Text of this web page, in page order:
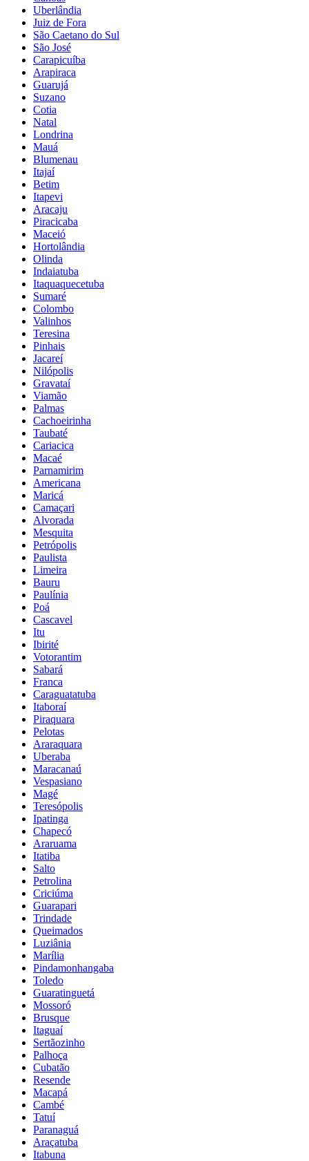
Uberlândia
Juiz de Fora
São Caetano do Sul
São José
Carapicuíba
Arapiraca
Guarujá
Suzano
Cotia
Natal
Londrina
Mauá
Blumenau
Itajaí
Betim
Itapevi
Aracaju
Piracicaba
Maceió
Hortolândia
Olinda
Indaiatuba
Itaquaquecetuba
Sumaré
Colombo
Valinhos
Teresina
Pinhais
Jacareí
Nilópolis
Gravataí
Viamão
Palmas
Cachoeirinha
Taubaté
Cariacica
Macaé
Parnamirim
Americana
Maricá
Camaçari
Alvorada
Mesquita
Petrópolis
Paulista
Limeira
Bauru
Paulínia
Poá
Cascavel
Itu
Ibirité
Votorantim
Sabará
Franca
Caraguatatuba
Itaboraí
Piraquara
Pelotas
Araraquara
Uberaba
Maracanaú
Vespasiano
Magé
Teresópolis
Ipatinga
Chapecó
Araruama
Itatiba
Salto
Petrolina
Criciúma
Guarapari
Trindade
Queimados
Luziânia
Marília
Pindamonhangaba
Toledo
Guaratinguetá
Mossoró
Brusque
Itaguaí
Sertãozinho
Palhoça
Cubatão
Resende
Macapá
Cambé
Tatuí
Paranaguá
Araçatuba
Itabuna